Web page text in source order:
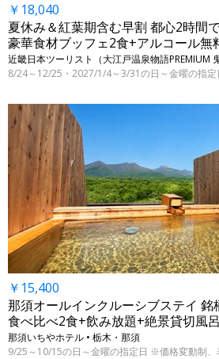
￥18,040
夏休み＆紅葉期含む早割 都心2時間
豪華食材ブッフェ2食+アルコール無
8/24～12/25・2027/1/4～3/31の日～金曜の指定
￥15,400
那須オールインクルーシブステイ
食べ比べ2食+飲み放題+絶景貸切風
那須いちやホテル • 栃木・那須
9/25～10/15の日～金曜の指定日 ※価格変動制